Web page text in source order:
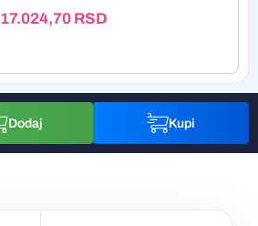
17.024,70 RSD
Dodaj Kupi